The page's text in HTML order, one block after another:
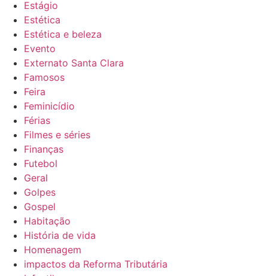
Estágio
Estética
Estética e beleza
Evento
Externato Santa Clara
Famosos
Feira
Feminicídio
Férias
Filmes e séries
Finanças
Futebol
Geral
Golpes
Gospel
Habitação
História de vida
Homenagem
impactos da Reforma Tributária